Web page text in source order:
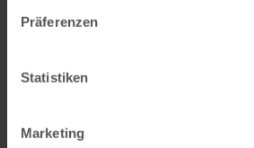
Präferenzen
Statistiken
Marketing
Rendez-vous :
Guide de randonnée : Klaus Mann
prochainement.